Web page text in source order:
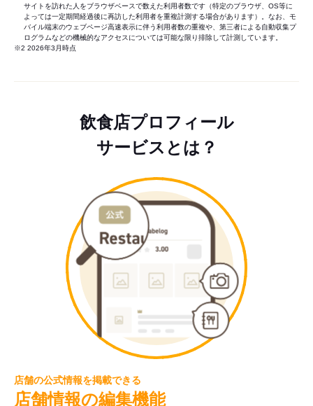
サイトを訪れた人をブラウザベースで数えた利用者数です（特定のブラウザ、OS等に
よっては一定期間経過後に再訪した利用者を重複計測する場合があります）。なお、モ
バイル端末のウェブページ高速表示に伴う利用者数の重複や、第三者による自動収集プ
ログラムなどの機械的なアクセスについては可能な限り排除して計測しています。
※2 2026年3月時点
飲食店プロフィール
サービスとは？
店舗の公式情報を掲載できる
店舗情報の編集機能